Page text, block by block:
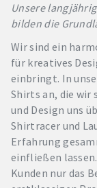
Unsere
bilden die
Wir sind ein
für kreatives
einbringt. In
Shirts an, die wir
und Design uns
Shirtracer und
Erfahrung
einfließen
Kunden nur das